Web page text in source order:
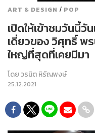
ART & DESIGN / POP
เปิดให้เข้าชมวันนี้วั
เดี่ยวของ วิศุทธิ์ พ
ใหญ่ที่สุดที่เคยมีมา
โดยวรนิต หิรัญพงษ์
25.12.2021